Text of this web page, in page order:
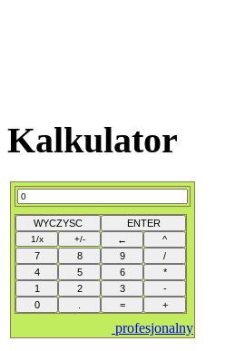
Kalkulator
profesjonalny